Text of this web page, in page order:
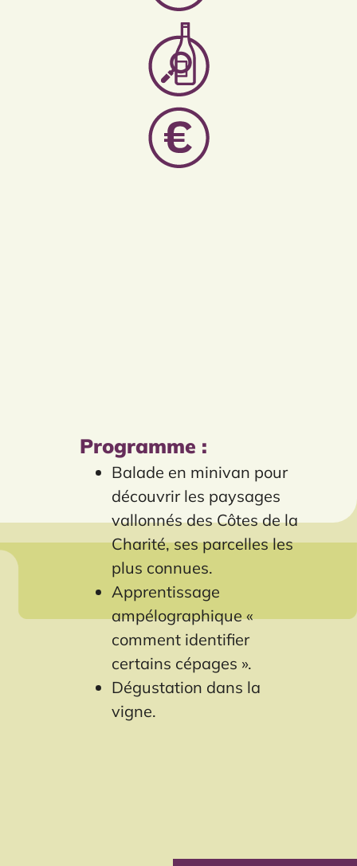
Programme :
Balade en minivan pour
découvrir les paysages
vallonnés des Côtes de la
Charité, ses parcelles les
plus connues.
Apprentissage
ampélographique «
comment identifier
certains cépages ».
Dégustation dans la
vigne.